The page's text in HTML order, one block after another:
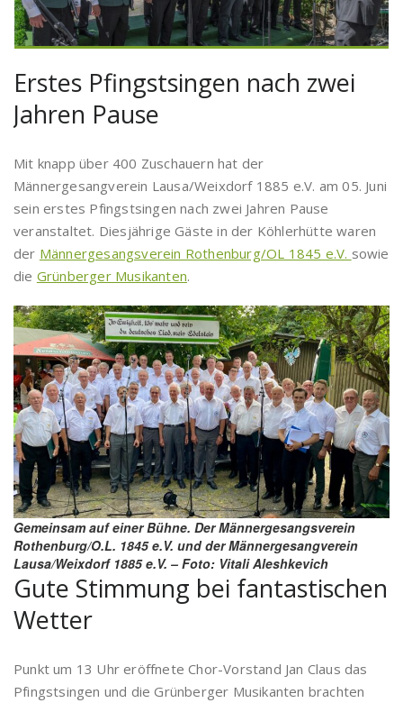
Erstes Pfingstsingen nach zwei
Jahren Pause
Mit knapp über 400 Zuschauern hat der
Männergesangverein Lausa/Weixdorf 1885 e.V. am 05. Juni
sein erstes Pfingstsingen nach zwei Jahren Pause
veranstaltet. Diesjährige Gäste in der Köhlerhütte waren
der Männergesangsverein Rothenburg/OL 1845 e.V. sowie
die Grünberger Musikanten.
Gemeinsam auf einer Bühne. Der Männergesangsverein
Rothenburg/O.L. 1845 e.V. und der Männergesangverein
Lausa/Weixdorf 1885 e.V. – Foto: Vitali Aleshkevich
Gute Stimmung bei fantastischen
Wetter
Punkt um 13 Uhr eröffnete Chor-Vorstand Jan Claus das
Pfingstsingen und die Grünberger Musikanten brachten